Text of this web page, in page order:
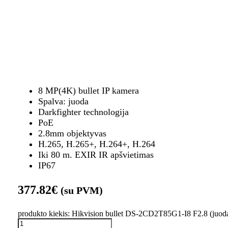
8 MP(4K) bullet IP kamera
Spalva: juoda
Darkfighter technologija
PoE
2.8mm objektyvas
H.265, H.265+, H.264+, H.264
Iki 80 m. EXIR IR apšvietimas
IP67
377.82€ (su PVM)
produkto kiekis: Hikvision bullet DS-2CD2T85G1-I8 F2.8